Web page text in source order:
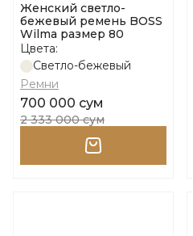
Женский светло-
бежевый ремень BOSS
Wilma размер 80
Цвета:
Светло-бежевый
Ремни
700 000 сум
2 333 000 сум